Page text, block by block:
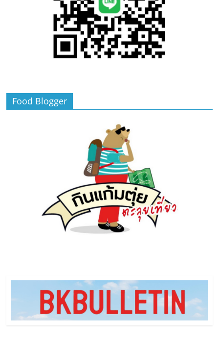
Food Blogger